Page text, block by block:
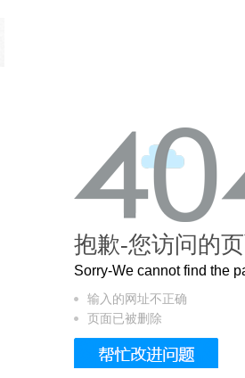
的它到底有多美？
抱歉-您访问的
Sorry-We cannot find the
输入的网址不正确
页面已被删除